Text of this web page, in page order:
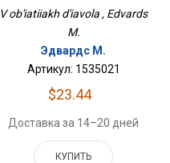
V ob'iatiiakh d'iavola , Edvards
M.
Эдвардс М.
Артикул: 1535021
$23.44
Доставка за 14–20 дней
КУПИТЬ